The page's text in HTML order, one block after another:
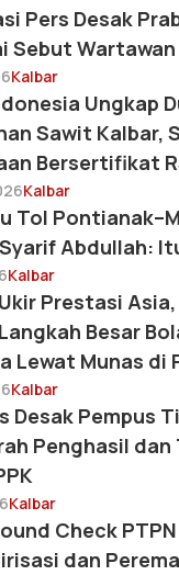
Pers Desak
Sebut Wartawan
Kalbar
Ungkap
Sawit Kalbar,
Bersertifikat
Kalbar
Tol
Abdullah:
Kalbar
Prestasi Asia,
Besar
Lewat Munas di
Kalbar
Desak Pempus
Penghasil
Kalbar
Check
dan